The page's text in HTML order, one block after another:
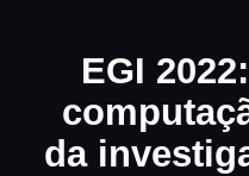
EGI
da